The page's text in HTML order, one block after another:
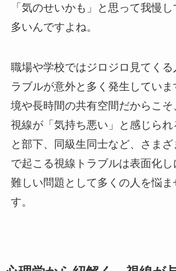
「気のせいかも」と思って我慢
多いんですよね。
職場や学校ではジロジロ見てくる
ラブルが意外と多く発生してい
境や長時間の共有空間だからこそ
視線が「気持ち悪い」と感じられ
と部下、同級生同士など、さま
で起こる視線トラブルは表面化
難しい問題として多くの人を悩
す。